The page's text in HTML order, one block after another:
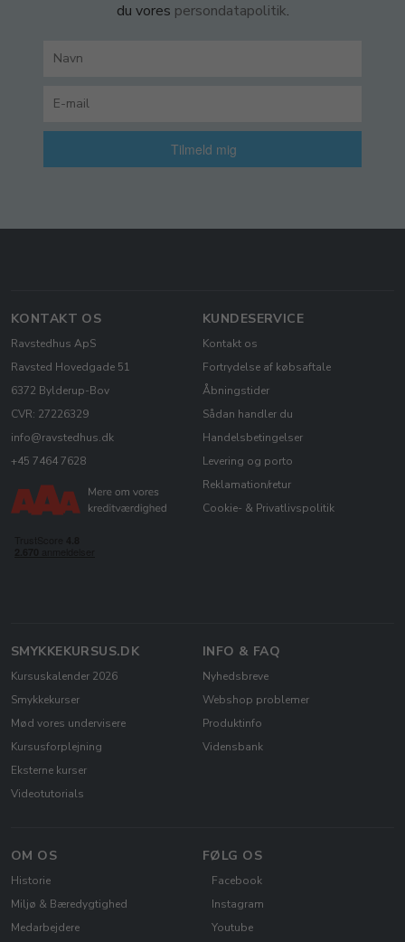
du vores persondatapolitik.
Tilmeld mig
KONTAKT OS
Ravstedhus ApS
Ravsted Hovedgade 51
6372 Bylderup-Bov
CVR: 27226329
info@ravstedhus.dk
+45 7464 7628
KUNDESERVICE
Kontakt os
Fortrydelse af købsaftale
Åbningstider
Sådan handler du
Handelsbetingelser
Levering og porto
Reklamation/retur
Cookie- & Privatlivspolitik
SMYKKEKURSUS.DK
Kursuskalender 2026
Smykkekurser
Mød vores undervisere
Kursusforplejning
Eksterne kurser
Videotutorials
INFO & FAQ
Nyhedsbreve
Webshop problemer
Produktinfo
Vidensbank
OM OS
Historie
Miljø & Bæredygtighed
Medarbejdere
FØLG OS
Facebook
Instagram
Youtube